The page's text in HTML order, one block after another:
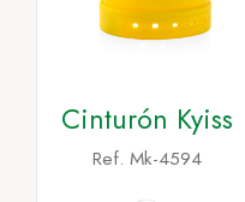
Cinturón Kyiss
Ref. Mk-4594